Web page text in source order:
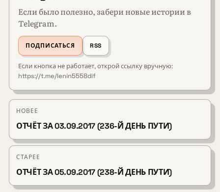
Если было полезно, забери новые истории в
Telegram.
ПОДПИСАТЬСЯ RSS
Если кнопка не работает, открой ссылку вручную:
https://t.me/lenin5558dif
НОВЕЕ
ОТЧЁТ ЗА 03.09.2017 (236-Й ДЕНЬ ПУТИ)
СТАРЕЕ
ОТЧЁТ ЗА 05.09.2017 (238-Й ДЕНЬ ПУТИ)